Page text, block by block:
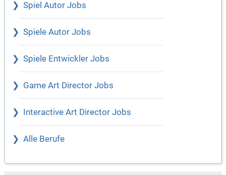
Spiel Autor Jobs
Spiele Autor Jobs
Spiele Entwickler Jobs
Game Art Director Jobs
Interactive Art Director Jobs
Alle Berufe